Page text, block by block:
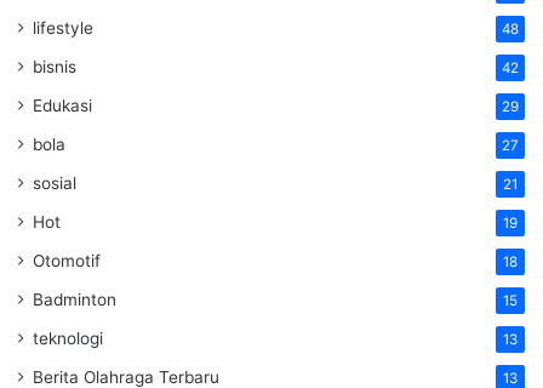
lifestyle 48
bisnis 42
Edukasi 29
bola 27
sosial 21
Hot 19
Otomotif 18
Badminton 15
teknologi 13
Berita Olahraga Terbaru 13